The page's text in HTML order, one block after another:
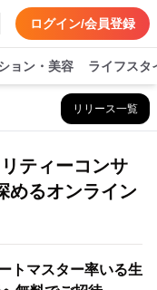
ログイン/会員登録
ョン・美容 ライフスタ
リリース一覧
ティーコンサ
めるオンライン
トマスター率いる生